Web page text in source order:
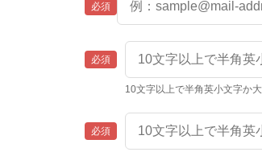
必須
必須
10文字以上で半角英小文字か
必須